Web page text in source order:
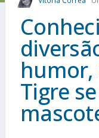
MAIS
humor,
Tigre